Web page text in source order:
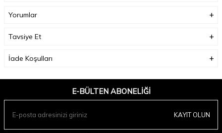
Ürün Boyu(cm):
Yorumlar
Tavsiye Et
İade Koşulları
E-BÜLTEN ABONELIĞI
KAYIT OLUN